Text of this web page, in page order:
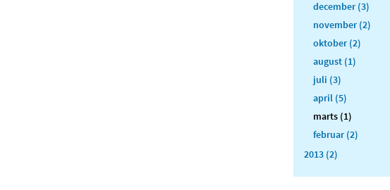
december (3)
november (2)
oktober (2)
august (1)
juli (3)
april (5)
marts (1)
februar (2)
2013 (2)